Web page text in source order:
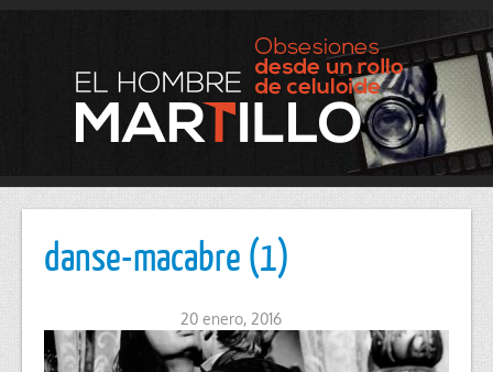
danse-macabre (1)
20 enero, 2016